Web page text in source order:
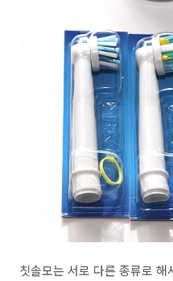
칫솔모는 서로 다른 종류로